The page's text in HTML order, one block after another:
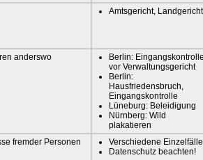
Amtsgericht, Landgericht
anderswo
Berlin:
vor Verwaltungsgericht
Berlin:
Hausfriedensbruch,
Eingangskontrolle
Lüneburg: Beleidigung
Nürnberg: Wild
plakatieren
fremder Personen
Verschiedene Einzelfälle
Datenschutz beachten!